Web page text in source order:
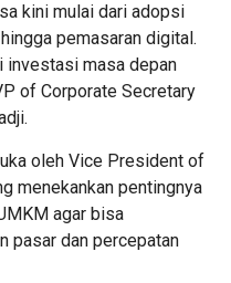
kini mulai dari adopsi
pemasaran digital.
investasi masa depan
of Corporate Secretary
oleh Vice President of
menekankan pentingnya
agar bisa
pasar dan percepatan